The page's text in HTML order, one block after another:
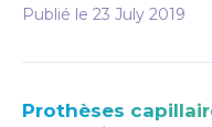
Publié le 23 July 2019
Prothèses